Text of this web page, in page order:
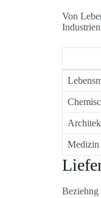
Von
Medizin
Beziehng